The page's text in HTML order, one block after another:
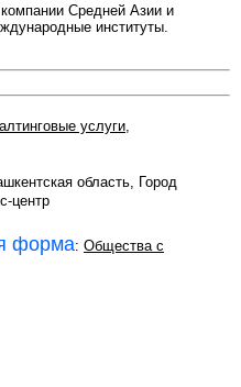
Средней Азии и
институты.
услуги,
область, Город
центр
форма: Общества с